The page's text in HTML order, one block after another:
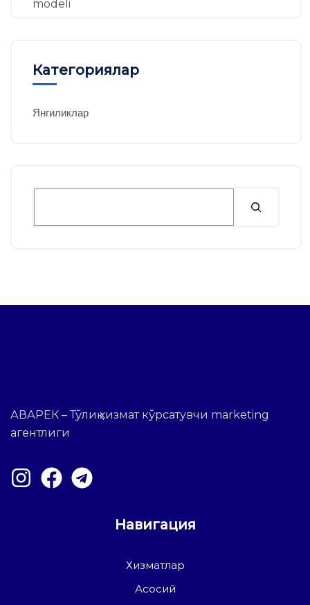
Категориялар
Янгиликлар
АВАРЕК – Тўлиқ хизмат кўрсатувчи marketing
агентлиги
Навигация
Хизматлар
Асосий